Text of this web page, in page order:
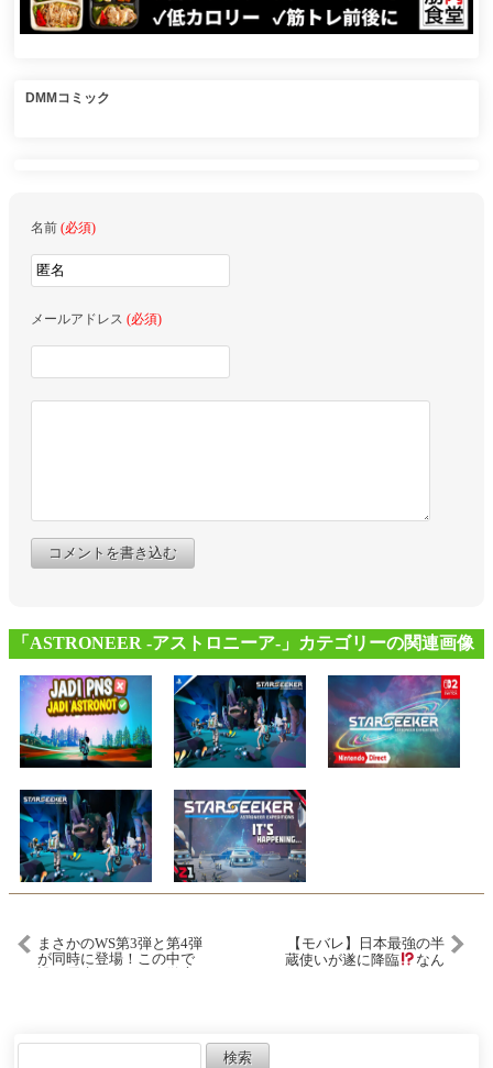
DMMコミック
名前 (必須)
メールアドレス (必須)
コメントを書き込む
「ASTRONEER -アストロニーア-」カテゴリーの関連画像
まさかのWS第3弾と第4弾
が同時に登場！この中で
【モバレ】日本最強の半
蔵使いが遂に降臨
なん